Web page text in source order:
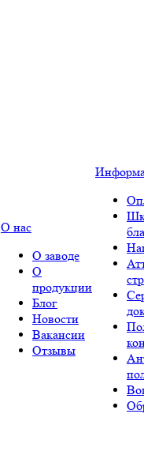
О нас
О заводе
О
продукции
Блог
Новости
Вакансии
Отзывы